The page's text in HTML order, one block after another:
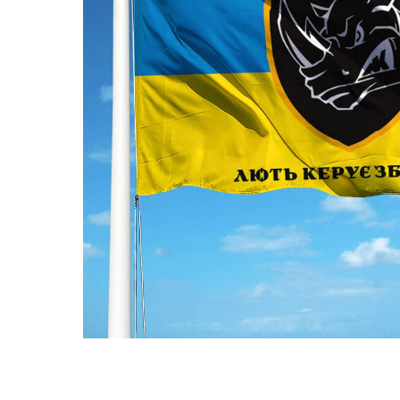
ПРАПОРИ КРАЇН СВІТУ
ПРАПОРИ МІСТ ТА СІЛ
УКРАЇНИ
ІСТОРИЧНІ ПРАПОРИ
ПІРАТСЬКІ ПРАПОРИ
АКСЕСУАРИ ТА
СУВЕНІРИ